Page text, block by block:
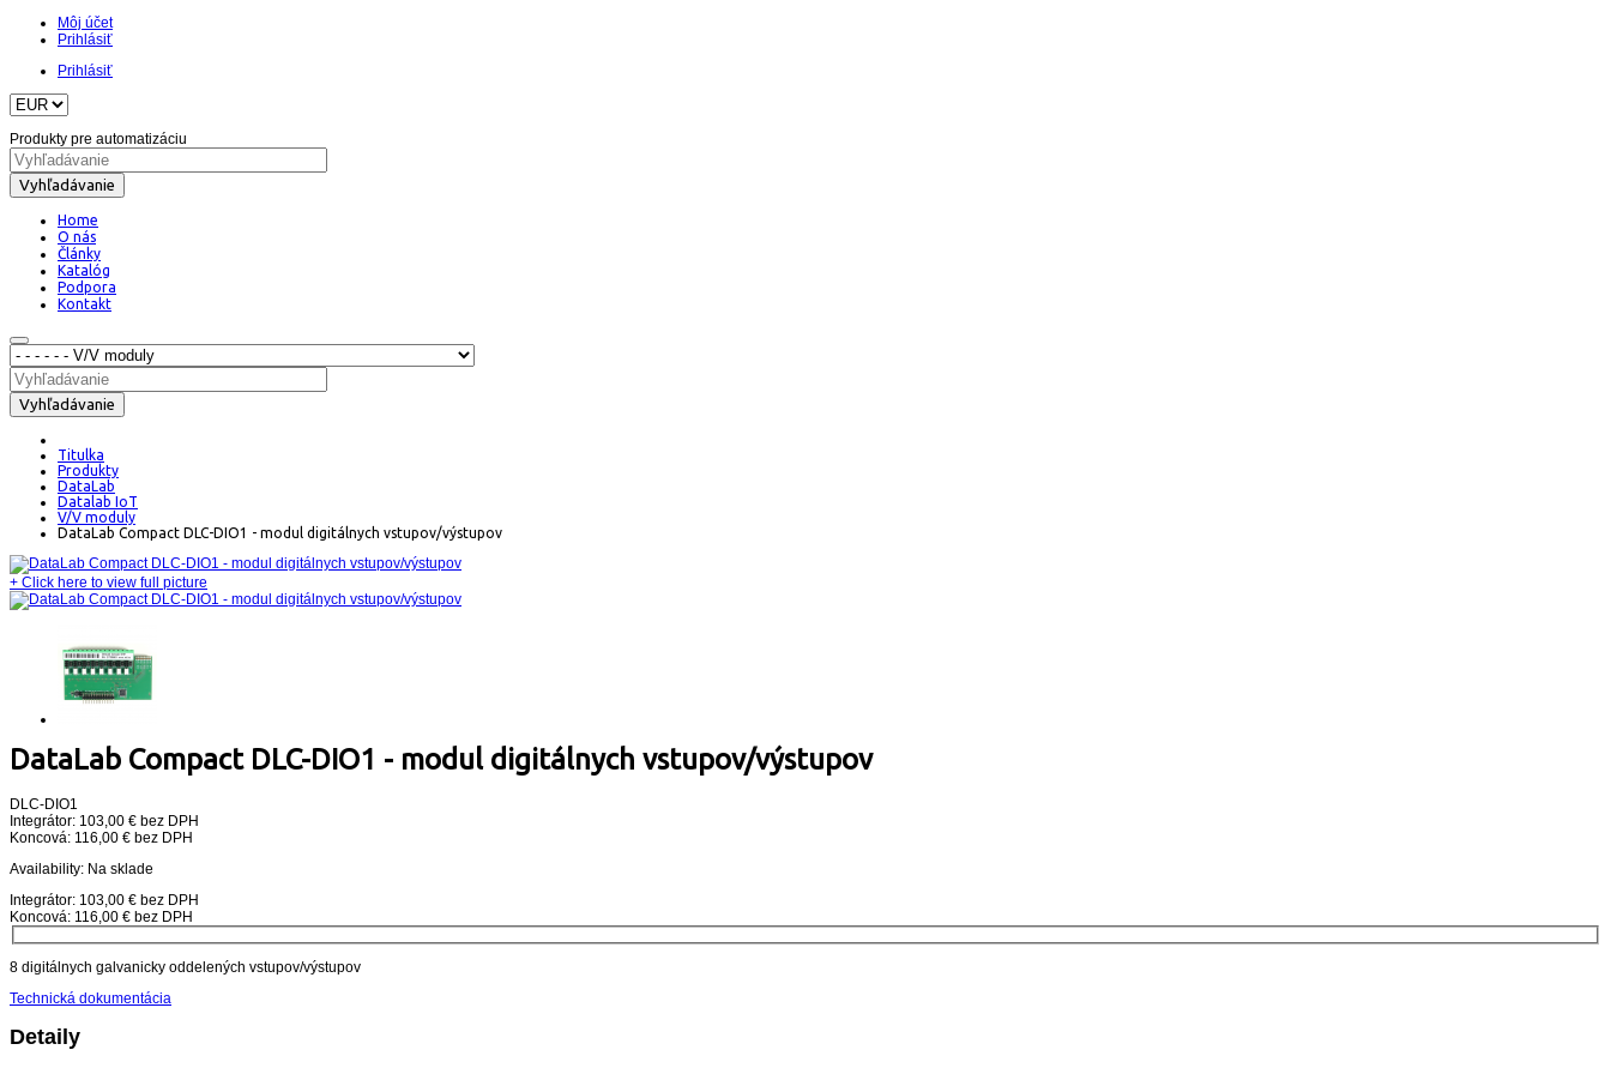
Môj účet
Prihlásiť
Prihlásiť
Produkty pre automatizáciu
Vyhľadávanie
Home
O nás
Články
Katalóg
Podpora
Kontakt
Vyhľadávanie
Titulka
Produkty
DataLab
Datalab IoT
V/V moduly
DataLab Compact DLC-DIO1 - modul digitálnych vstupov/výstupov
+ Click here to view full picture
DataLab Compact DLC-DIO1 - modul digitálnych vstupov/výstupov
DLC-DIO1
Integrátor: 103,00 € bez DPH
Koncová: 116,00 € bez DPH
Availability: Na sklade
Integrátor: 103,00 € bez DPH
Koncová: 116,00 € bez DPH
8 digitálnych galvanicky oddelených vstupov/výstupov
Technická dokumentácia
Detaily